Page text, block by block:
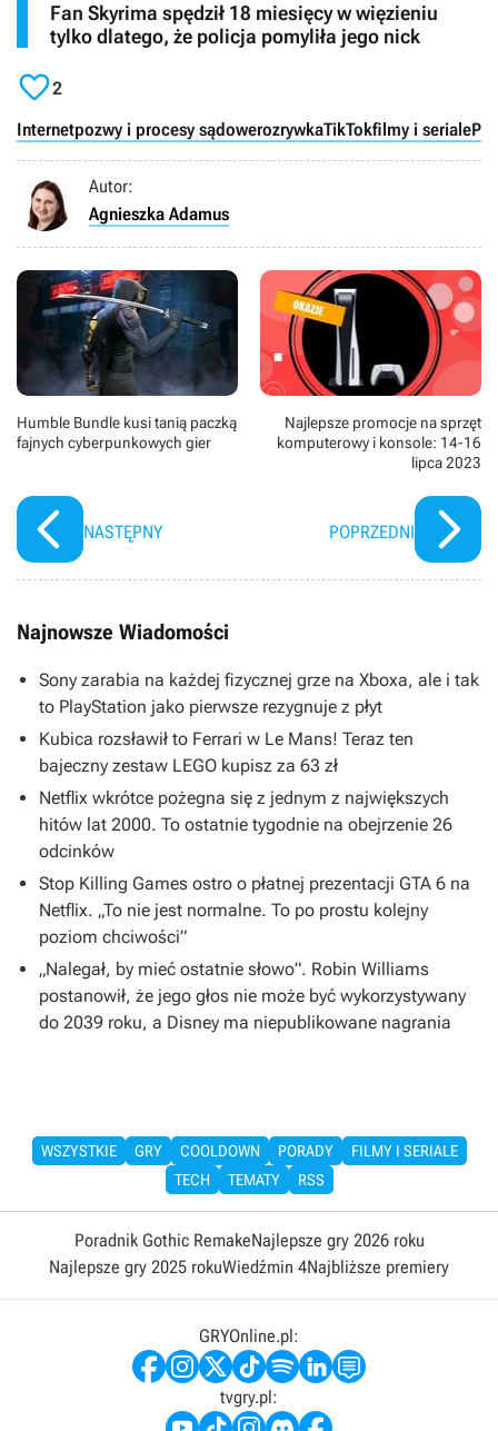
Fan Skyrima spędził 18 miesięcy w więzieniu
tylko dlatego, że policja pomyliła jego nick
2
Internetpozwy i procesy sądowerozrywkaTikTokfilmy i serialePC
Autor:
Agnieszka Adamus
Humble Bundle kusi tanią paczką
fajnych cyberpunkowych gier
NASTĘPNY
Najlepsze promocje na sprzęt
komputerowy i konsole: 14-16
lipca 2023
POPRZEDNI
Najnowsze Wiadomości
Sony zarabia na każdej fizycznej grze na Xboxa, ale i tak
to PlayStation jako pierwsze rezygnuje z płyt
Kubica rozsławił to Ferrari w Le Mans! Teraz ten
bajeczny zestaw LEGO kupisz za 63 zł
Netflix wkrótce pożegna się z jednym z największych
hitów lat 2000. To ostatnie tygodnie na obejrzenie 26
odcinków
Stop Killing Games ostro o płatnej prezentacji GTA 6 na
Netflix. „To nie jest normalne. To po prostu kolejny
poziom chciwości”
„Nalegał, by mieć ostatnie słowo”. Robin Williams
postanowił, że jego głos nie może być wykorzystywany
do 2039 roku, a Disney ma niepublikowane nagrania
WSZYSTKIE GRY COOLDOWN PORADY
FILMY I SERIALE
TECH
TEMATY RSS
Poradnik Gothic RemakeNajlepsze gry 2026 roku
Najlepsze gry 2025 rokuWiedźmin 4Najbliższe premiery
GRYOnline.pl:
tvgry.pl: